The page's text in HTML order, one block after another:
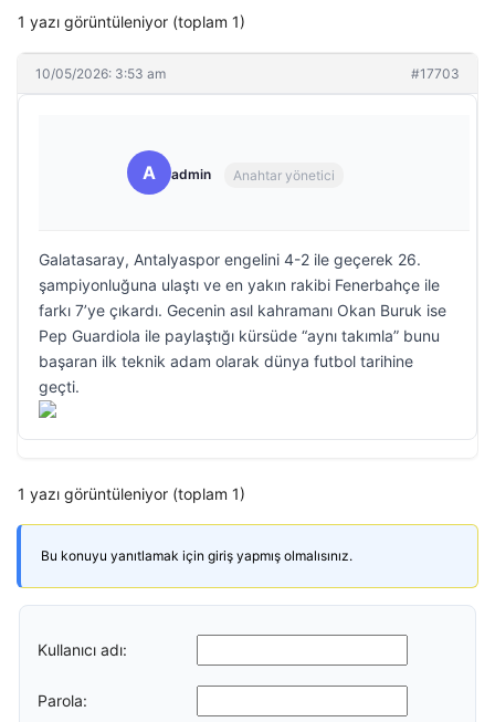
1 yazı görüntüleniyor (toplam 1)
10/05/2026: 3:53 am #17703
A admin Anahtar yönetici
Galatasaray, Antalyaspor engelini 4-2 ile geçerek 26.
şampiyonluğuna ulaştı ve en yakın rakibi Fenerbahçe ile
farkı 7’ye çıkardı. Gecenin asıl kahramanı Okan Buruk ise
Pep Guardiola ile paylaştığı kürsüde “aynı takımla” bunu
başaran ilk teknik adam olarak dünya futbol tarihine
geçti.
1 yazı görüntüleniyor (toplam 1)
Bu konuyu yanıtlamak için giriş yapmış olmalısınız.
Kullanıcı adı:
Parola: